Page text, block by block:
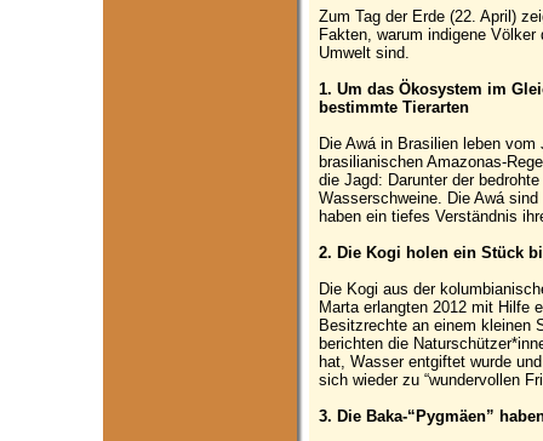
Zum Tag der Erde (22. April)
Fakten, warum indigene
Umwelt sind.
1. Um das Ökosystem im
bestimmte Tierarten
Die Awá in Brasilien leben
brasilianischen Amazonas-
die Jagd: Darunter der
Wasserschweine. Die Awá
haben ein tiefes Verständnis
2. Die Kogi holen ein Stück
Die Kogi aus der
Marta erlangten 2012 mit Hilfe
Besitzrechte an einem kleinen
berichten die
hat, Wasser entgiftet wurde
sich wieder zu “wundervollen
3. Die Baka-“Pygmäen”